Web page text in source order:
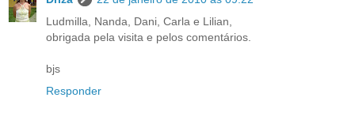
Ludmilla, Nanda, Dani, Carla e Lilian,
obrigada pela visita e pelos comentários.
bjs
Responder